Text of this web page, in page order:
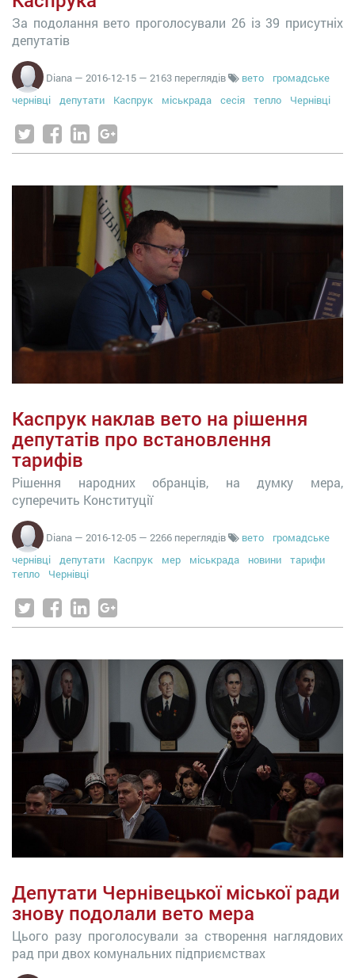
За подолання вето проголосували 26 із 39 присутніх
депутатів
Diana — 2016-12-15 — 2163 переглядів вето
громадське
чернівці
депутати Каспрук міськрада сесія тепло Чернівці
Каспрук наклав вето на рішення
депутатів про встановлення
тарифів
Рішення народних обранців, на думку мера,
суперечить Конституції
Diana — 2016-12-05 — 2266 переглядів вето
громадське
чернівці
депутати Каспрук мер міськрада новини
тарифи
тепло
Чернівці
Депутати Чернівецької міської ради
знову подолали вето мера
Цього разу проголосували за створення наглядових
рад при двох комунальних підприємствах